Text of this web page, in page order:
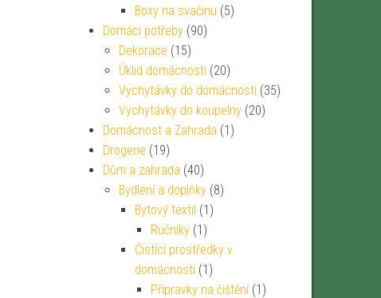
Boxy na svačinu (5)
Domácí potřeby (90)
Dekorace (15)
Úklid domácnosti (20)
Vychytávky do domácnosti (35)
Vychytávky do koupelny (20)
Domácnost a Zahrada (1)
Drogerie (19)
Dům a zahrada (40)
Bydlení a doplňky (8)
Bytový textil (1)
Ručníky (1)
Čistící prostředky v
domácnosti (1)
Přípravky na čištění (1)